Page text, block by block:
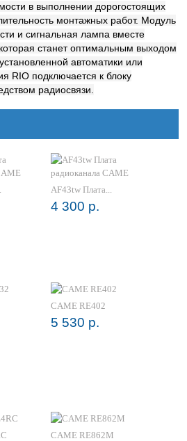
в выполнении дорогостоящих
монтажных работ. Модуль
и сигнальная лампа вместе
станет оптимальным выходом
автоматики или
RIO подключается к блоку
радиосвязи.
AF43tw Плата...
4 300 р.
CAME RE402
5 530 р.
CAME RE862M